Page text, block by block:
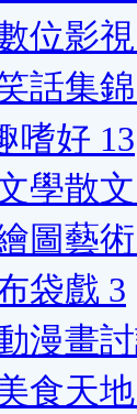
位影視
話集錦
嗜好 13
學散文
圖藝術
袋戲 3
漫畫
食天地